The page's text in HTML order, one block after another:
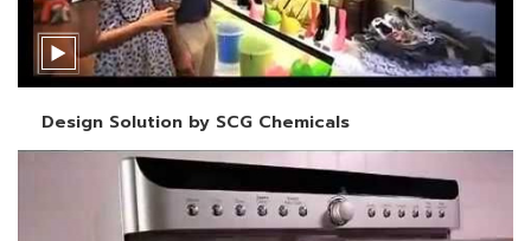
Design Solution by SCG Chemicals